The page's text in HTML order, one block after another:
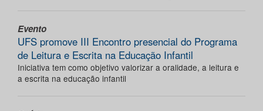
Evento
UFS promove III Encontro presencial do Programa
de Leitura e Escrita na Educação Infantil
Iniciativa tem como objetivo valorizar a oralidade, a leitura e
a escrita na educação infantil